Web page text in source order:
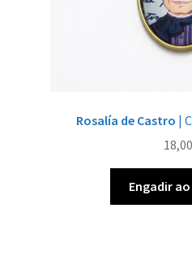
Rosalía de Castro |
18,00
Engadir